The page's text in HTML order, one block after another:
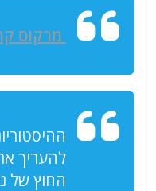
מרקוס
להעריך
החוץ של